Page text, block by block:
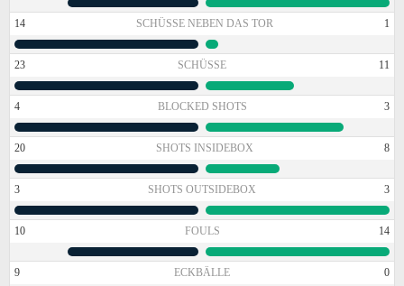
14 SCHÜSSE NEBEN DAS TOR 1
23 SCHÜSSE 11
4 BLOCKED SHOTS 3
20 SHOTS INSIDEBOX 8
3 SHOTS OUTSIDEBOX 3
10 FOULS 14
9 ECKBÄLLE 0